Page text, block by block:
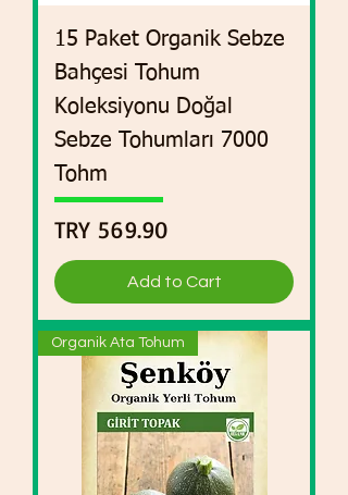
15 Paket Organik Sebze
Bahçesi Tohum
Koleksiyonu Doğal
Sebze Tohumları 7000
Tohm
Price
TRY 569.90
Add to Cart
Organik Ata Tohum